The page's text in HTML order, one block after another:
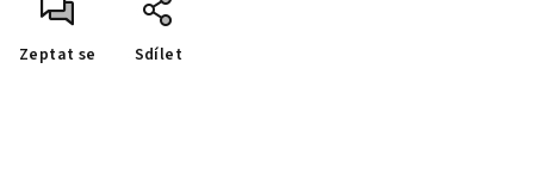
Zeptat se Sdílet